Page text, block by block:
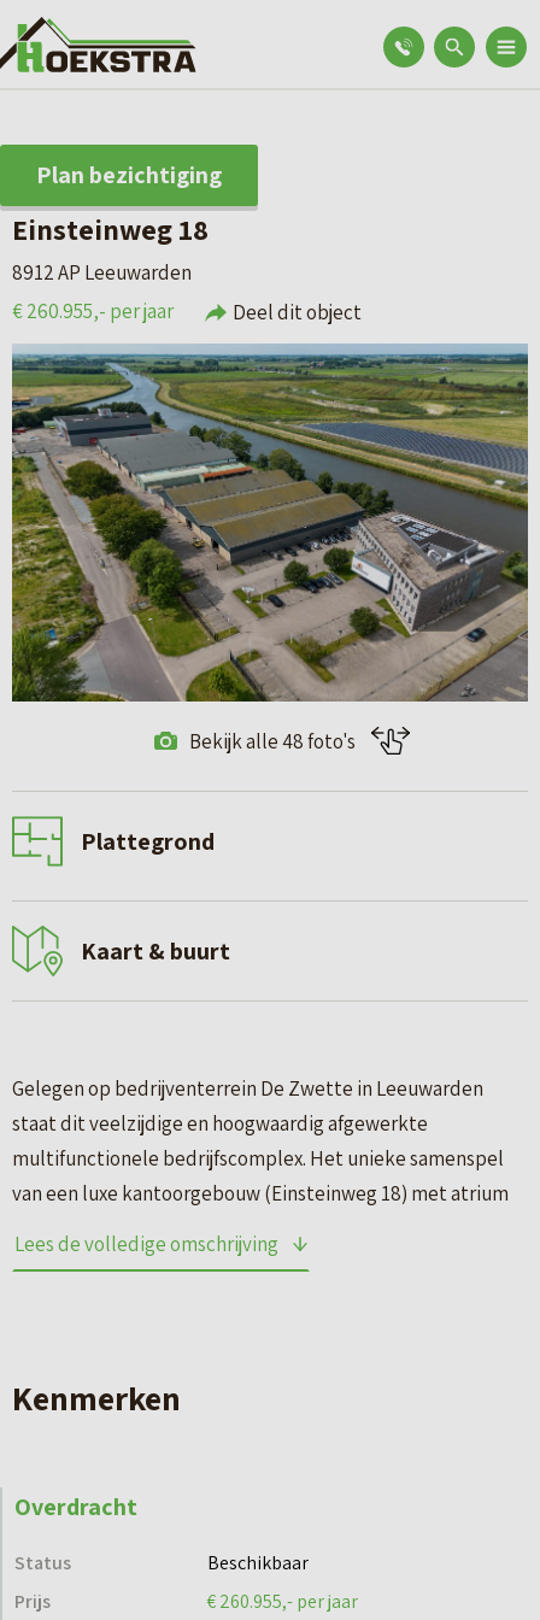
Plan bezichtiging
Einsteinweg 18
8912 AP Leeuwarden
€ 260.955,- per jaar
Deel dit object
Bekijk alle 48 foto's
Plattegrond
Kaart & buurt
Gelegen op bedrijventerrein De Zwette in Leeuwarden
staat dit veelzijdige en hoogwaardig afgewerkte
multifunctionele bedrijfscomplex. Het unieke samenspel
van een luxe kantoorgebouw (Einsteinweg 18) met atrium
object bijzonder geschikt voor bedrijven die kantoor- en
ruime bedrijfshallen is het object onder andere geschikt
zowel theorie- als praktijklessen combineren binnen één
KANTOORRUIMTE (EINSTEINWEG 18)
Lees de volledige omschrijving
Kenmerken
Overdracht
Status
Beschikbaar
Prijs
€ 260.955,- per jaar